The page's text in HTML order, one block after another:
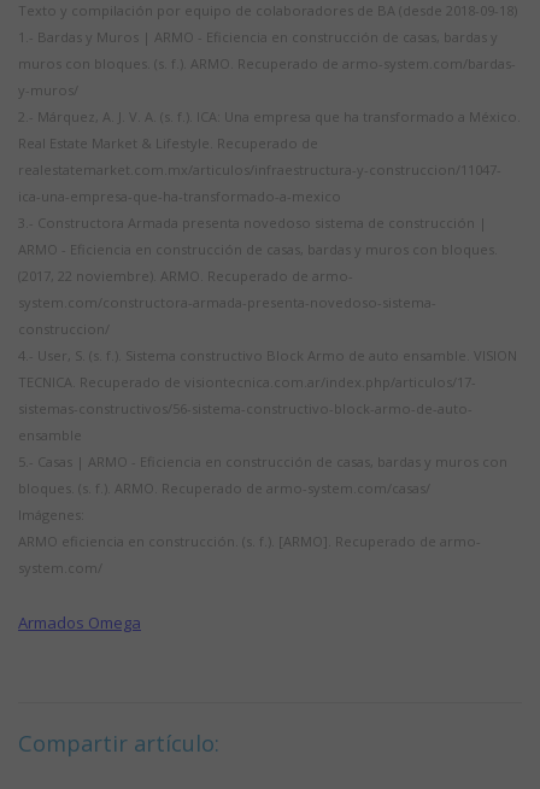
Texto y compilación por equipo de colaboradores de BA (desde 2018-09-18)
1.- Bardas y Muros | ARMO - Eficiencia en construcción de casas, bardas y
muros con bloques. (s. f.). ARMO. Recuperado de armo-system.com/bardas-
y-muros/
2.- Márquez, A. J. V. A. (s. f.). ICA: Una empresa que ha transformado a México.
Real Estate Market & Lifestyle. Recuperado de
realestatemarket.com.mx/articulos/infraestructura-y-construccion/11047-
ica-una-empresa-que-ha-transformado-a-mexico
3.- Constructora Armada presenta novedoso sistema de construcción |
ARMO - Eficiencia en construcción de casas, bardas y muros con bloques.
(2017, 22 noviembre). ARMO. Recuperado de armo-
system.com/constructora-armada-presenta-novedoso-sistema-
construccion/
4.- User, S. (s. f.). Sistema constructivo Block Armo de auto ensamble. VISION
TECNICA. Recuperado de visiontecnica.com.ar/index.php/articulos/17-
sistemas-constructivos/56-sistema-constructivo-block-armo-de-auto-
ensamble
5.- Casas | ARMO - Eficiencia en construcción de casas, bardas y muros con
bloques. (s. f.). ARMO. Recuperado de armo-system.com/casas/
Imágenes:
ARMO eficiencia en construcción. (s. f.). [ARMO]. Recuperado de armo-
system.com/
Armados Omega
Compartir artículo: